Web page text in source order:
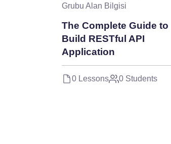
Grubu Alan Bilgisi
The Complete Guide to
Build RESTful API
Application
0 Lessons 0 Students